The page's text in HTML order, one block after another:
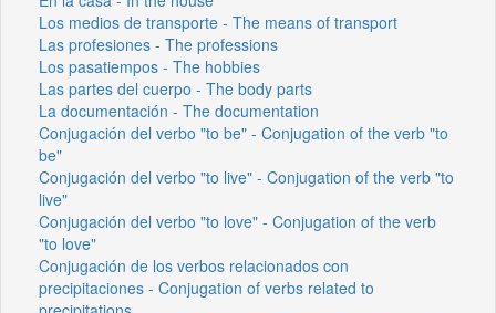
Los medios de transporte - The means of transport
Las profesiones - The professions
Los pasatiempos - The hobbies
Las partes del cuerpo - The body parts
La documentación - The documentation
Conjugación del verbo "to be" - Conjugation of the verb "to
be"
Conjugación del verbo "to live" - Conjugation of the verb "to
live"
Conjugación del verbo "to love" - Conjugation of the verb
"to love"
Conjugación de los verbos relacionados con
precipitaciones - Conjugation of verbs related to